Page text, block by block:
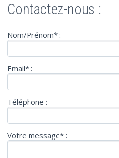
Contactez-nous :
Nom/Prénom* :
Email* :
Téléphone :
Votre message* :